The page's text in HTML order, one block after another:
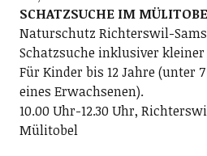
SCHATZSUCHE IM
Naturschutz Richterswil-
Schatzsuche inklusiver
Für Kinder bis 12 Jahre (unter
eines Erwachsenen).
10.00 Uhr-12.30 Uhr,
Mülitobel